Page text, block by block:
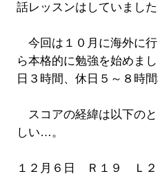
話レッスンはしていました
今回は１０月に海外に
ら本格的に勉強を始めま
日３時間、休日５～８時間
スコアの経緯は以下の
しい…。
１２月６日 Ｒ１９ Ｌ